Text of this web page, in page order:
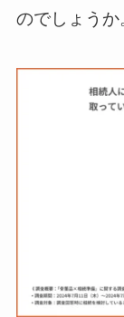
のでしょうか